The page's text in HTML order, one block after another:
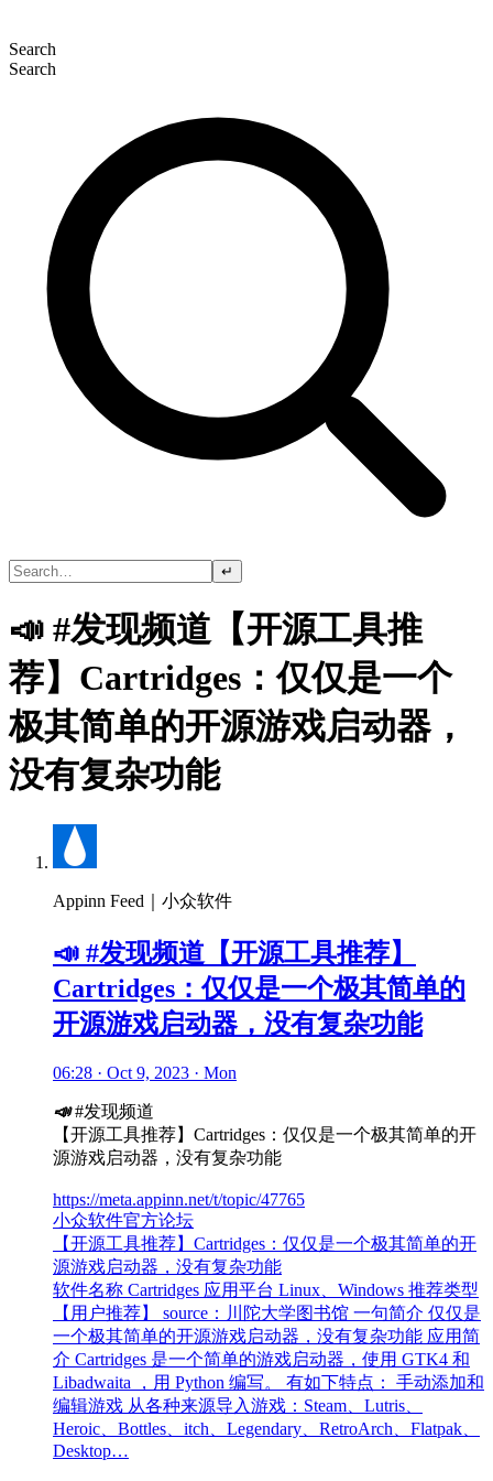
Search
Search
↵
📣 #发现频道【开源工具推
荐】Cartridges：仅仅是一个
极其简单的开源游戏启动器，
没有复杂功能
Appinn Feed｜小众软件
📣 #发现频道【开源工具推荐】
Cartridges：仅仅是一个极其简单的
开源游戏启动器，没有复杂功能
06:28 · Oct 9, 2023 · Mon
📣#发现频道
【开源工具推荐】Cartridges：仅仅是一个极其简单的开
源游戏启动器，没有复杂功能
https://meta.appinn.net/t/topic/47765
小众软件官方论坛
【开源工具推荐】Cartridges：仅仅是一个极其简单的开
源游戏启动器，没有复杂功能
软件名称 Cartridges 应用平台 Linux、Windows 推荐类型
【用户推荐】 source：川陀大学图书馆 一句简介 仅仅是
一个极其简单的开源游戏启动器，没有复杂功能 应用简
介 Cartridges 是一个简单的游戏启动器，使用 GTK4 和
Libadwaita ，用 Python 编写。 有如下特点： 手动添加和
编辑游戏 从各种来源导入游戏：Steam、Lutris、
Heroic、Bottles、itch、Legendary、RetroArch、Flatpak、
Desktop…